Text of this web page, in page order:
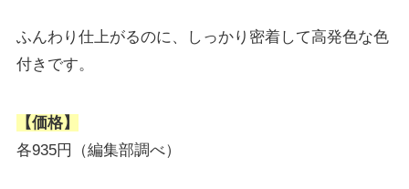
ふんわり仕上がるのに、しっかり密着して高発色な色
付きです。
【価格】
各935円（編集部調べ）